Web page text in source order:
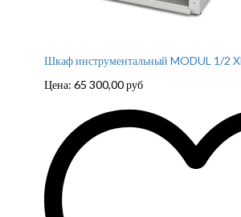
Шкаф инструментальный MODUL 1/2
Цена: 65 300,00руб